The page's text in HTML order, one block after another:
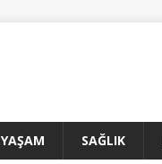
YAŞAM SAĞLIK